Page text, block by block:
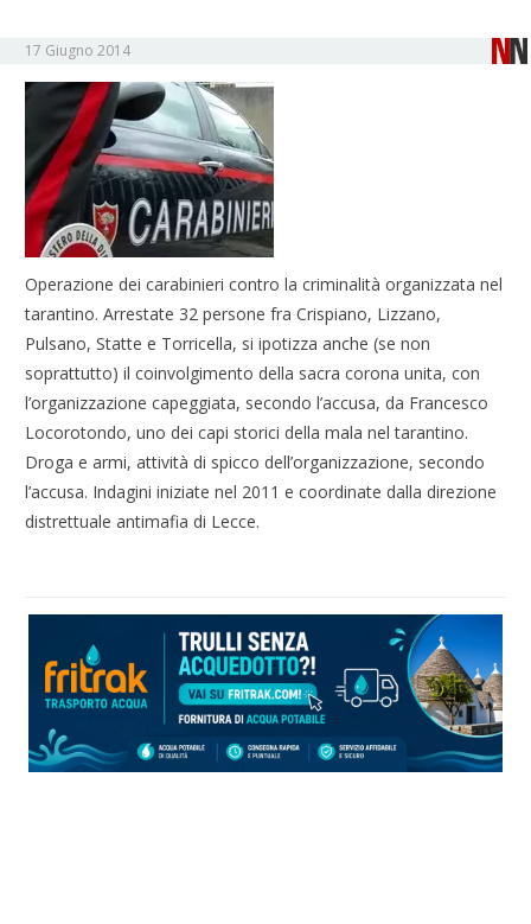
17 Giugno 2014
Operazione dei carabinieri contro la criminalità organizzata nel
tarantino. Arrestate 32 persone fra Crispiano, Lizzano,
Pulsano, Statte e Torricella, si ipotizza anche (se non
soprattutto) il coinvolgimento della sacra corona unita, con
l’organizzazione capeggiata, secondo l’accusa, da Francesco
Locorotondo, uno dei capi storici della mala nel tarantino.
Droga e armi, attività di spicco dell’organizzazione, secondo
l’accusa. Indagini iniziate nel 2011 e coordinate dalla direzione
distrettuale antimafia di Lecce.